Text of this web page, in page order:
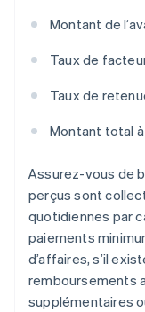
Montant de
Taux de
Taux de
Montant total
Assurez-vous de
perçus sont
quotidiennes par
paiements
d’affaires, s’il
remboursements
supplémentaires